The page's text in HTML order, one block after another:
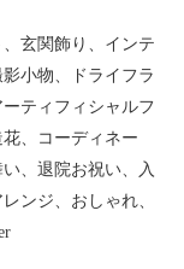
玄関飾り、インテ
小物、ドライフラ
ティフィシャルフ
、コーディネー
、退院お祝い、入
ンジ、おしゃれ、